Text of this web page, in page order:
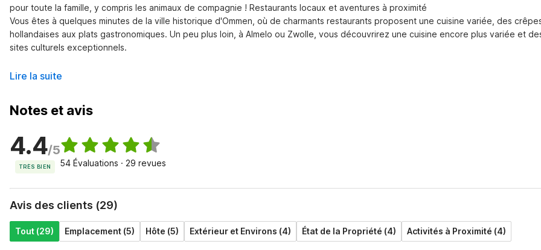
pour toute la famille, y compris les animaux de compagnie ! Restaurants locaux et aventures à proximité
Vous êtes à quelques minutes de la ville historique d'Ommen, où de charmants restaurants proposent une cuisine variée, des
hollandaises aux plats gastronomiques. Un peu plus loin, à Almelo ou Zwolle, vous découvrirez une cuisine encore plus variée et
sites culturels exceptionnels.
Lire la suite
Notes et avis
4.4/5
TRÈS BIEN 54 Évaluations · 29 revues
Avis des clients (29)
Tout (29) Emplacement (5) Hôte (5) Extérieur et Environs (4) État de la Propriété (4) Activités à Proximité (4)